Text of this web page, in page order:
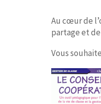
Au cœur de
partage et
Vous